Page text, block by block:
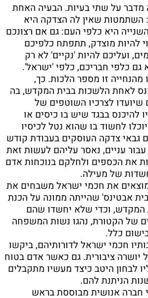
על שתי בעיות. הבעיה האחת
השתמטות שאין לה הצדקה היא
היא כלפי העם: גם אם רצונכם
להיות מוצדק, תתפתח כלפיכם
ועליכם להיות 'נקיים' לא רק
גם כלפי חבריכם, כלפי 'ישראל'.
זו מספר הלכות. כך,
לאחת הלשכות בבית המקדש, בה
שיועדו לצרכיו השוטפים של
להיכנס בבגד שיש בו כיסים או
לחשוד בו שהוא נטל לכיסיו
גבאי צדקה העוסקים בעבודת קודש
עניים, נאסר עליהם לעשות זאת
את הכספים ולחלקם בנוכחות אדם
של מעילה.
את חכמי ישראל משבחים את
אבטינס' שהייתה ממונה על הכנת
המקדש, וכדי שלא יחשדו שהם
של הקטורת, נהגו נשות המשפחה
כלל.
חכמי ישראל לדורותיהם, ביקשו
יושרה ציבורית. גם כאשר אדם בטוח
לבחון היטב כיצד מעשיו מתקבלים
הניתנת להם.
חברה אנושית מבוססת בראש